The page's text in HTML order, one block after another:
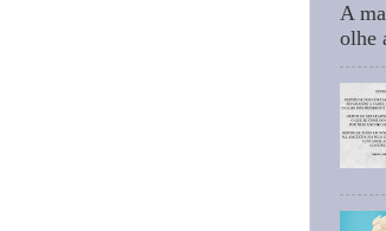
A
olhe